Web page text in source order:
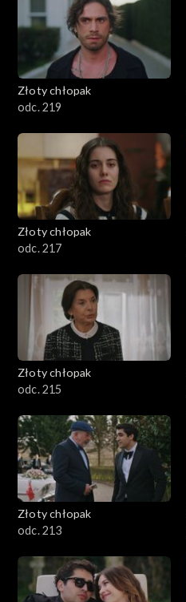
Złoty chłopak
odc. 219
Złoty chłopak
odc. 217
Złoty chłopak
odc. 215
Złoty chłopak
odc. 213